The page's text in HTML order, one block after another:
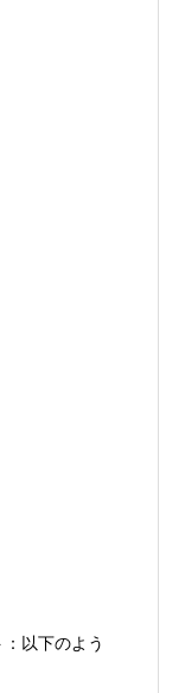
以下のよう